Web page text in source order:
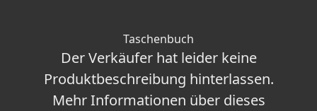
Taschenbuch
Der Verkäufer hat leider keine
Produktbeschreibung hinterlassen.
Mehr Informationen über dieses